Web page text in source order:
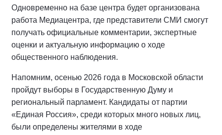
Одновременно на базе центра будет организована
работа Медиацентра, где представители СМИ смогут
получать официальные комментарии, экспертные
оценки и актуальную информацию о ходе
общественного наблюдения.
Напомним, осенью 2026 года в Московской области
пройдут выборы в Государственную Думу и
региональный парламент. Кандидаты от партии
«Единая Россия», среди которых много новых лиц,
были определены жителями в ходе